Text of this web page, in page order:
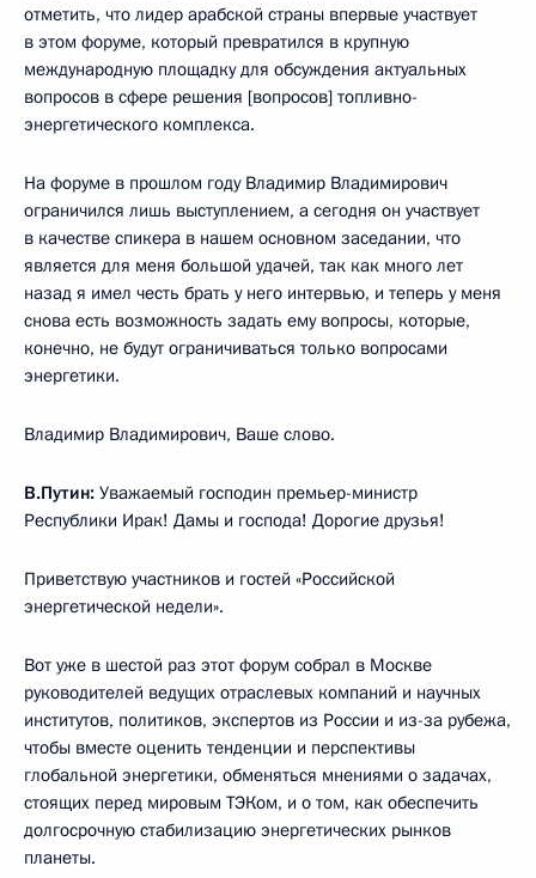
отметить, что лидер арабской страны впервые участвует
в этом форуме, который превратился в крупную
международную площадку для обсуждения актуальных
вопросов в сфере решения [вопросов] топливно-
энергетического комплекса.
На форуме в прошлом году Владимир Владимирович
ограничился лишь выступлением, а сегодня он участвует
в качестве спикера в нашем основном заседании, что
является для меня большой удачей, так как много лет
назад я имел честь брать у него интервью, и теперь у меня
снова есть возможность задать ему вопросы, которые,
конечно, не будут ограничиваться только вопросами
энергетики.
Владимир Владимирович, Ваше слово.
В.Путин: Уважаемый господин премьер-министр
Республики Ирак! Дамы и господа! Дорогие друзья!
Приветствую участников и гостей «Российской
энергетической недели».
Вот уже в шестой раз этот форум собрал в Москве
руководителей ведущих отраслевых компаний и научных
институтов, политиков, экспертов из России и из-за рубежа,
чтобы вместе оценить тенденции и перспективы
глобальной энергетики, обменяться мнениями о задачах,
стоящих перед мировым ТЭКом, и о том, как обеспечить
долгосрочную стабилизацию энергетических рынков
планеты.